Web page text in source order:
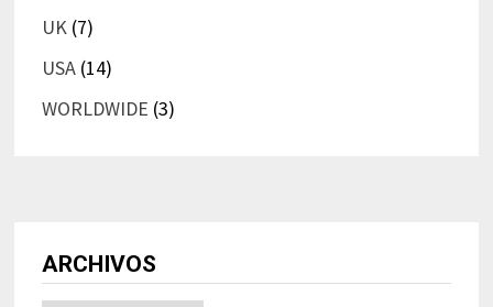
UK(7)
USA(14)
WORLDWIDE (3)
ARCHIVOS